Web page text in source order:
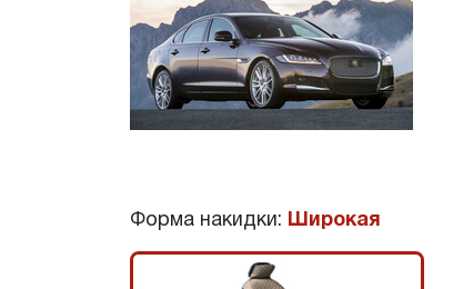
Форма накидки: Широкая